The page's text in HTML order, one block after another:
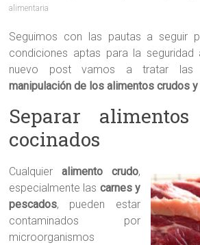
alimentaria
Seguimos con las pautas a seguir
condiciones aptas para la seguridad
nuevo post vamos a tratar las
manipulación de los alimentos crudos
Separar
cocinados
Cualquier alimento crudo,
especialmente las carnes y
pescados, pueden estar
contaminados por
microorganismos